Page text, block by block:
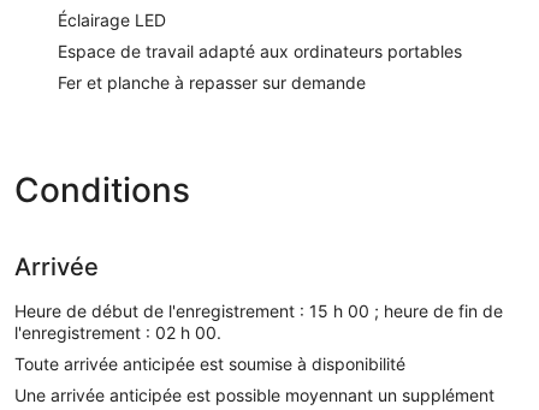
Éclairage LED
Espace de travail adapté aux ordinateurs portables
Fer et planche à repasser sur demande
Conditions
Arrivée
Heure de début de l'enregistrement : 15 h 00 ; heure de fin de
l'enregistrement : 02 h 00.
Toute arrivée anticipée est soumise à disponibilité
Une arrivée anticipée est possible moyennant un supplément